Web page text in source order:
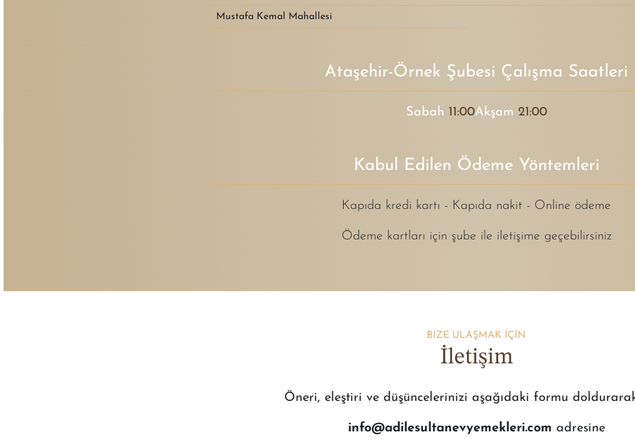
Mustafa Kemal Mahallesi
Ataşehir-Örnek Şubesi Çalışma Saatleri
Sabah 11:00Akşam 21:00
Kabul Edilen Ödeme Yöntemleri
Kapıda kredi kartı - Kapıda nakit - Online ödeme
Ödeme kartları için şube ile iletişime geçebilirsiniz
BİZE ULAŞMAK İÇİN
İletişim
Öneri, eleştiri ve düşüncelerinizi aşağıdaki formu
info@adilesultanevyemekleri.com adresine